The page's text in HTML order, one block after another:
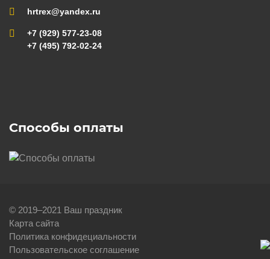
hrtrex@yandex.ru
+7 (929) 577-23-08
+7 (495) 792-02-24
Способы оплаты
© 2019–2021 Ваш праздник
Карта сайта
Политика конфидециальности
Пользовательское соглашение